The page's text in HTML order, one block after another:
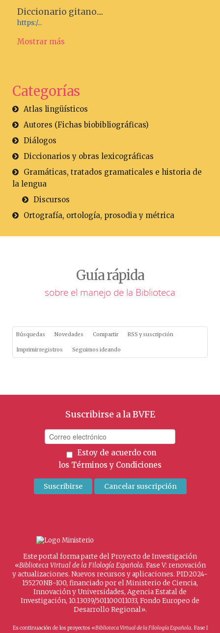
Diccionario gitano....
https:/...
Mostrar más
Categorías
Atlas lingüísticos
Autores (Fichas biobibliográficas)
Diálogos
Diccionarios y obras lexicográficas
Gramáticas, tratados gramaticales e historia de
la lengua
Discursos
Ortografía, ortología, prosodia y métrica
Guía rápida
sobre el manejo de la Biblioteca
Búsquedas Novedades Compartir RSS y suscripción
Imprimir registros Seguimos ideando
Suscribirse a la BVFE
Estoy de acuerdo con
los Términos y Condiciones
Este portal forma parte del Proyecto de Investigación
«Biblioteca Virtual de la Filología Española. Fase V: renovación
y actualizaciones. Nuevos recursos y aplicaciones. PID2024-
155270NB-I00, financiado por el Ministerio de Ciencia,
Innovación y Universidades, Agencia Estatal de
Investigación, 10.13039/501100011033, Fondo Europeo de
Desarrollo Regional».
Es continuación de los proyectos «Biblioteca Virtual de la Filología Española. Fase I